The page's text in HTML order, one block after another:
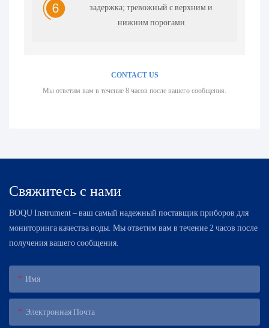
задержка; тревожный с верхним и
нижним порогами
CONTACT US
Мы ответим вам в течение 8 часов после вашего сообщения.
Свяжитесь с нами
BOQU Instrument – ​​ваш самый надежный поставщик приборов для
мониторинга качества воды. Мы ответим вам в течение 2 часов после
получения вашего сообщения.
Имя
Электронная Почта